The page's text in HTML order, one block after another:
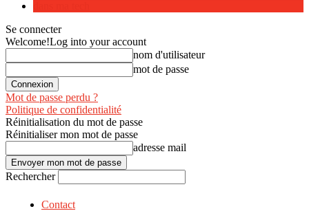
Se connecter
Welcome!Log into your account
nom d'utilisateur
mot de passe
Mot de passe perdu ?
Politique de confidentialité
Réinitialisation du mot de passe
Réinitialiser mon mot de passe
adresse mail
Rechercher
Contact